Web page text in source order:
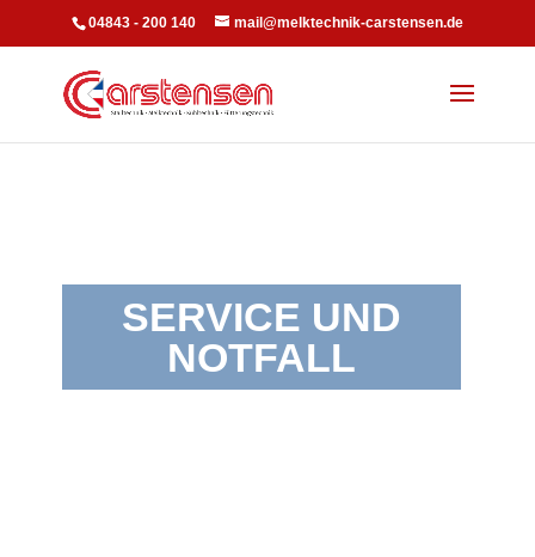
04843 - 200 140 mail@melktechnik-carstensen.de
SERVICE UND
NOTFALL